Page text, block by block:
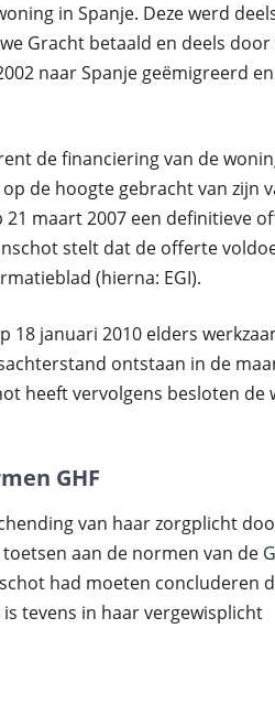
in Spanje. Deze werd
Gracht betaald en deels
naar Spanje geëmigreerd
de financiering van de
de hoogte gebracht van zijn
maart 2007 een definitieve
stelt dat de offerte
(hierna: EGI).
18 januari 2010 elders
ontstaan in de
heeft vervolgens besloten de
GHF
van haar zorgplicht
aan de normen van de
had moeten concluderen
tevens in haar vergewisplicht